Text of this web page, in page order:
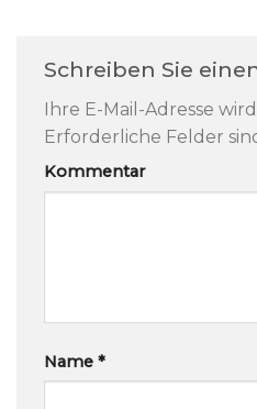
Schreiben Sie
Ihre E-Mail-Adresse
Erforderliche Felder
Kommentar
Name *